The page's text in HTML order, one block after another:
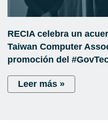
RECIA celebra un
Taiwan Computer
promoción del
Leer más »